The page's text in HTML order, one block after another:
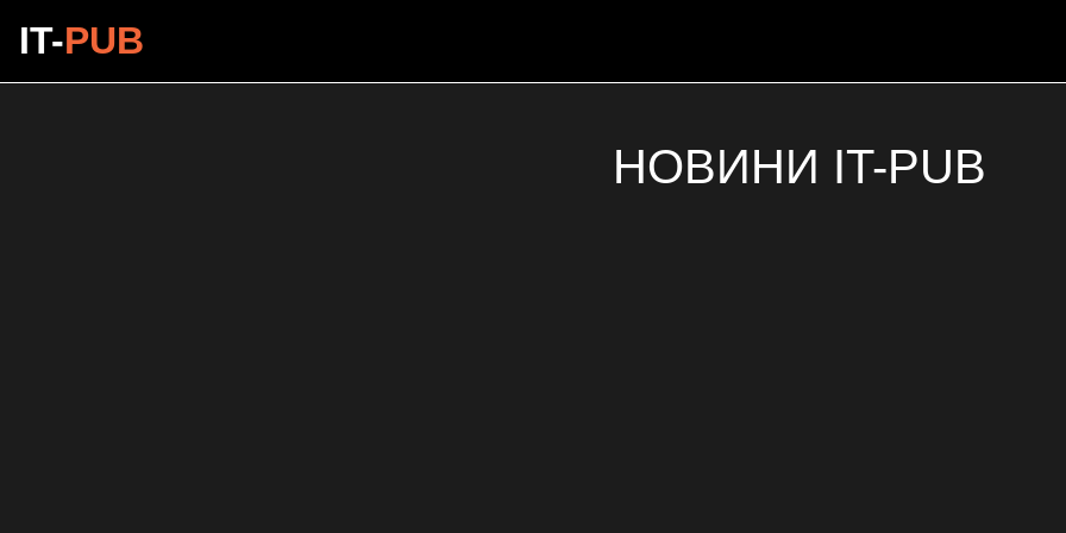
IT-PUB
НОВИНИ IT-PUB